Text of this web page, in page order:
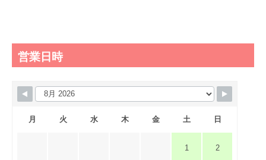
営業日時
月 火 水 木 金 土 日
1 2